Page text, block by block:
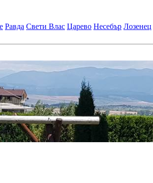
Равда Свети Влас Царево Несебър Лозенец